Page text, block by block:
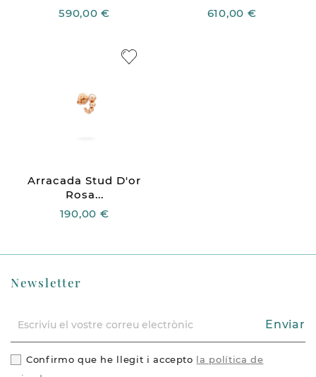
590,00 €
610,00 €
Arracada Stud D'or
Rosa...
190,00 €
Newsletter
Enviar
Confirmo que he llegit i accepto la política de